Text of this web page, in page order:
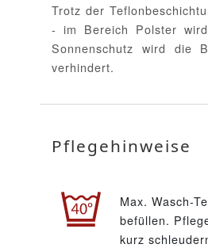
Trotz der
- im Bereich Polster
Sonnenschutz wird die
verhindert.
Pflegehinweise
Max. Wasch-
befüllen.
kurz